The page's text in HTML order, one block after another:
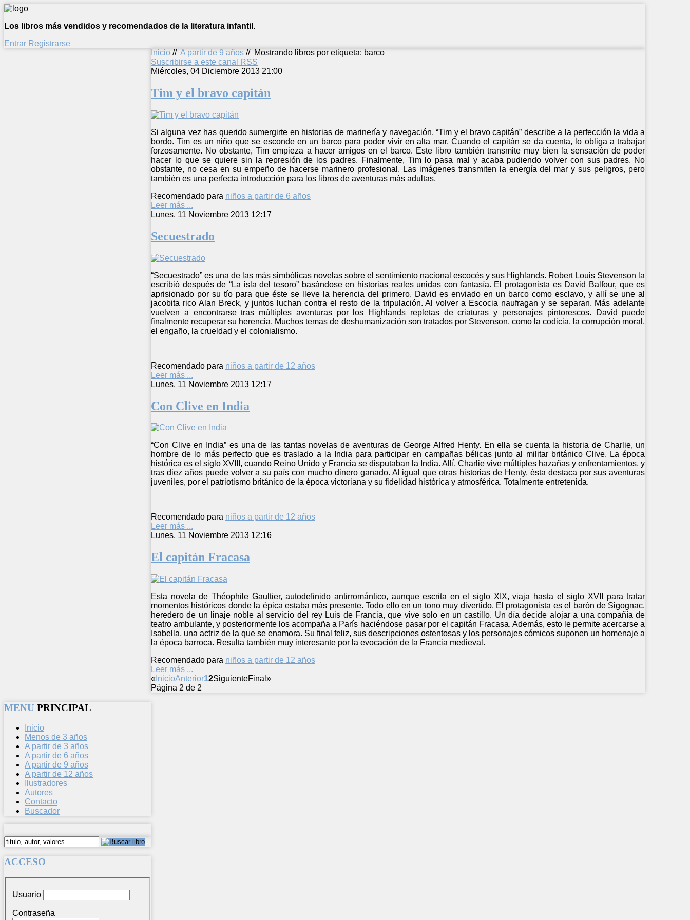
Los libros más vendidos y recomendados de la literatura infantil.
Entrar Registrarse
Inicio // A partir de 9 años // Mostrando libros por etiqueta: barco
Suscribirse a este canal RSS
Miércoles, 04 Diciembre 2013 21:00
Tim y el bravo capitán
Si alguna vez has querido sumergirte en historias de marinería y navegación, “Tim y el bravo capitán” describe a la perfección la vida a
bordo. Tim es un niño que se esconde en un barco para poder vivir en alta mar. Cuando el capitán se da cuenta, lo obliga a trabajar
forzosamente. No obstante, Tim empieza a hacer amigos en el barco. Este libro también transmite muy bien la sensación de poder
hacer lo que se quiere sin la represión de los padres. Finalmente, Tim lo pasa mal y acaba pudiendo volver con sus padres. No
obstante, no cesa en su empeño de hacerse marinero profesional. Las imágenes transmiten la energía del mar y sus peligros, pero
también es una perfecta introducción para los libros de aventuras más adultas.
Recomendado para niños a partir de 6 años
Leer más ...
Lunes, 11 Noviembre 2013 12:17
Secuestrado
“Secuestrado” es una de las más simbólicas novelas sobre el sentimiento nacional escocés y sus Highlands. Robert Louis Stevenson la
escribió después de “La isla del tesoro” basándose en historias reales unidas con fantasía. El protagonista es David Balfour, que es
aprisionado por su tío para que éste se lleve la herencia del primero. David es enviado en un barco como esclavo, y allí se une al
jacobita rico Alan Breck, y juntos luchan contra el resto de la tripulación. Al volver a Escocia naufragan y se separan. Más adelante
vuelven a encontrarse tras múltiples aventuras por los Highlands repletas de criaturas y personajes pintorescos. David puede
finalmente recuperar su herencia. Muchos temas de deshumanización son tratados por Stevenson, como la codicia, la corrupción moral,
el engaño, la crueldad y el colonialismo.
Recomendado para niños a partir de 12 años
Leer más ...
Lunes, 11 Noviembre 2013 12:17
Con Clive en India
“Con Clive en India” es una de las tantas novelas de aventuras de George Alfred Henty. En ella se cuenta la historia de Charlie, un
hombre de lo más perfecto que es traslado a la India para participar en campañas bélicas junto al militar británico Clive. La época
histórica es el siglo XVIII, cuando Reino Unido y Francia se disputaban la India. Allí, Charlie vive múltiples hazañas y enfrentamientos, y
tras diez años puede volver a su país con mucho dinero ganado. Al igual que otras historias de Henty, ésta destaca por sus aventuras
juveniles, por el patriotismo británico de la época victoriana y su fidelidad histórica y atmosférica. Totalmente entretenida.
Recomendado para niños a partir de 12 años
Leer más ...
Lunes, 11 Noviembre 2013 12:16
El capitán Fracasa
Esta novela de Théophile Gaultier, autodefinido antirromántico, aunque escrita en el siglo XIX, viaja hasta el siglo XVII para tratar
momentos históricos donde la épica estaba más presente. Todo ello en un tono muy divertido. El protagonista es el barón de Sigognac,
heredero de un linaje noble al servicio del rey Luis de Francia, que vive solo en un castillo. Un día decide alojar a una compañía de
teatro ambulante, y posteriormente los acompaña a París haciéndose pasar por el capitán Fracasa. Además, esto le permite acercarse a
Isabella, una actriz de la que se enamora. Su final feliz, sus descripciones ostentosas y los personajes cómicos suponen un homenaje a
la época barroca. Resulta también muy interesante por la evocación de la Francia medieval.
Recomendado para niños a partir de 12 años
Leer más ...
« InicioAnterior12SiguienteFinal »
Página 2 de 2
MENU PRINCIPAL
Inicio
Menos de 3 años
A partir de 3 años
A partir de 6 años
A partir de 9 años
A partir de 12 años
Ilustradores
Autores
Contacto
Buscador
ACCESO
Usuario
Contraseña